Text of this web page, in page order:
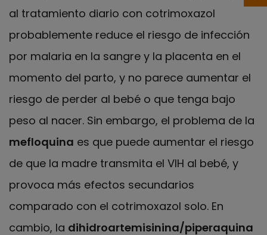
al tratamiento diario con cotrimoxazol
probablemente reduce el riesgo de infección
por malaria en la sangre y la placenta en el
momento del parto, y no parece aumentar el
riesgo de perder al bebé o que tenga bajo
peso al nacer. Sin embargo, el problema de la
mefloquina es que puede aumentar el riesgo
de que la madre transmita el VIH al bebé, y
provoca más efectos secundarios
comparado con el cotrimoxazol solo. En
cambio, la dihidroartemisinina/piperaquina